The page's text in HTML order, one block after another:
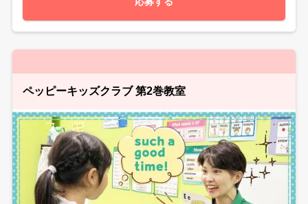
ペッピーキッズクラブ 第2巻教室